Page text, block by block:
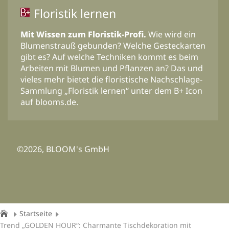
Floristik lernen
Mit Wissen zum Floristik-Profi. Wie wird ein
Blumenstrauß gebunden? Welche Gesteckarten
gibt es? Auf welche Techniken kommt es beim
Arbeiten mit Blumen und Pflanzen an? Das und
vieles mehr bietet die floristische Nachschlage-
Sammlung „Floristik lernen“ unter dem B+ Icon
auf blooms.de.
©2026, BLOOM's GmbH
Startseite
Trend „GOLDEN HOUR“: Charmante Tischdekoration mit